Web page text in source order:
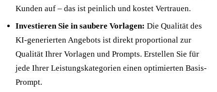
Kunden auf – das ist peinlich und kostet Vertrauen.
Investieren Sie in saubere Vorlagen: Die Qualität des
KI-generierten Angebots ist direkt proportional zur
Qualität Ihrer Vorlagen und Prompts. Erstellen Sie für
jede Ihrer Leistungskategorien einen optimierten Basis-
Prompt.